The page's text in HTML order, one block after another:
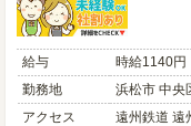
給与
時給1140
勤務地
浜松市 中央
アクセス
遠州鉄道 遠